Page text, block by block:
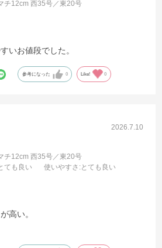
チ12cm 西35号／東20号
いお値段でした。
参考になった 0 Like! 0
2026.7.10
チ12cm 西35号／東20号
ても良い 使いやすさ :とても良い
高い。